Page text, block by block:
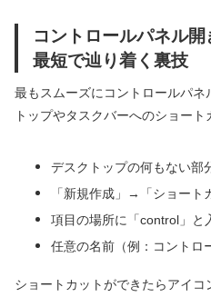
コントロールパネル
最短で辿り着く裏技
最もスムーズにコントロールパ
トップやタスクバーへのショート
デスクトップの何もない部
「新規作成」→「ショート
項目の場所に「control」と
任意の名前（例：コントロ
ショートカットができたらアイ